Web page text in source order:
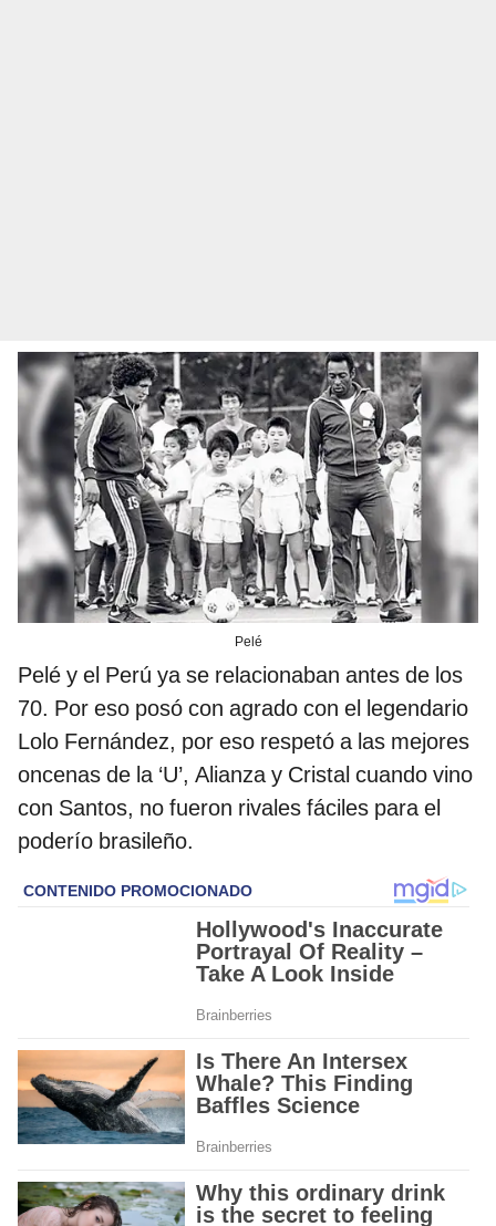
Pelé
Pelé y el Perú ya se relacionaban antes de los
70. Por eso posó con agrado con el legendario
Lolo Fernández, por eso respetó a las mejores
oncenas de la ‘U’, Alianza y Cristal cuando vino
con Santos, no fueron rivales fáciles para el
poderío brasileño.